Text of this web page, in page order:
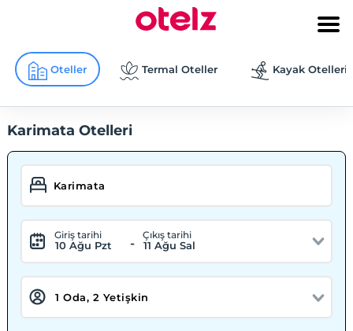
Oteller Termal Oteller Kayak Otelleri
Karimata Otelleri
Giriş tarihi
10 Ağu Pzt -
Çıkış tarihi
11 Ağu Sal